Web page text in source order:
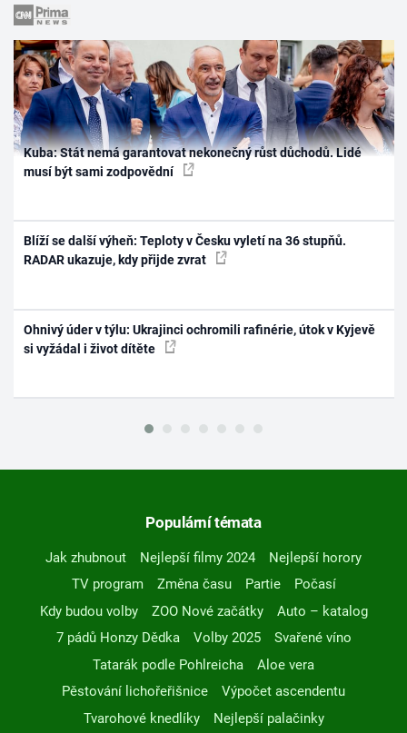
Kuba: Stát nemá garantovat nekonečný růst důchodů. Lidé
musí být sami zodpovědní
Blíží se další výheň: Teploty v Česku vyletí na 36 stupňů.
RADAR ukazuje, kdy přijde zvrat
Ohnivý úder v týlu: Ukrajinci ochromili rafinérie, útok v Kyjevě
si vyžádal i život dítěte
Populární témata
Jak zhubnout Nejlepší filmy 2024
Nejlepší horory
TV program
Změna času Partie
Počasí
Kdy budou volby
ZOO Nové začátky
Auto – katalog
7 pádů Honzy Dědka
Volby 2025
Svařené víno
Tatarák podle Pohlreicha
Aloe vera
Pěstování lichořeřišnice
Výpočet ascendentu
Tvarohové knedlíky
Nejlepší palačinky